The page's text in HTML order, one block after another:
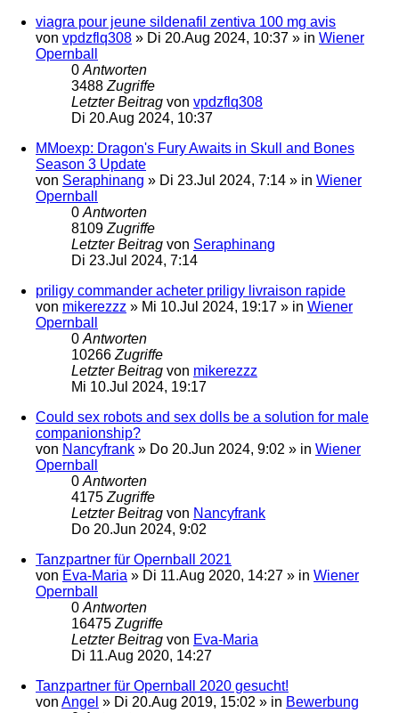
viagra pour jeune sildenafil zentiva 100 mg avis
von vpdzflq308 » Di 20.Aug 2024, 10:37 » in Wiener
Opernball
0 Antworten
3488 Zugriffe
Letzter Beitrag von vpdzflq308
Di 20.Aug 2024, 10:37
MMoexp: Dragon's Fury Awaits in Skull and Bones
Season 3 Update
von Seraphinang » Di 23.Jul 2024, 7:14 » in Wiener
Opernball
0 Antworten
8109 Zugriffe
Letzter Beitrag von Seraphinang
Di 23.Jul 2024, 7:14
priligy commander acheter priligy livraison rapide
von mikerezzz » Mi 10.Jul 2024, 19:17 » in Wiener
Opernball
0 Antworten
10266 Zugriffe
Letzter Beitrag von mikerezzz
Mi 10.Jul 2024, 19:17
Could sex robots and sex dolls be a solution for male
companionship?
von Nancyfrank » Do 20.Jun 2024, 9:02 » in Wiener
Opernball
0 Antworten
4175 Zugriffe
Letzter Beitrag von Nancyfrank
Do 20.Jun 2024, 9:02
Tanzpartner für Opernball 2021
von Eva-Maria » Di 11.Aug 2020, 14:27 » in Wiener
Opernball
0 Antworten
16475 Zugriffe
Letzter Beitrag von Eva-Maria
Di 11.Aug 2020, 14:27
Tanzpartner für Opernball 2020 gesucht!
von Angel » Di 20.Aug 2019, 15:02 » in Bewerbung